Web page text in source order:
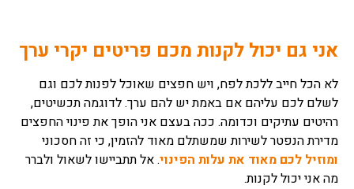
אני גם יכול לקנות מכם פריטים יקרי ערך
לא הכל חייב ללכת לפח, ויש חפצים שאוכל לפנות לכם וגם
לשלם לכם עליהם אם באמת יש להם ערך. לדוגמה תכשיטים,
רהיטים עתיקים וכדומה. ככה בעצם אני הופך את פינוי החפצים
מדירת הנפטר לשירות שמשתלם מאוד להזמין, כי זה חסכוני
ומוזיל לכם מאוד את עלות הפינוי. אל תתביישו לשאול ולברר
מה אני יכול לקנות.